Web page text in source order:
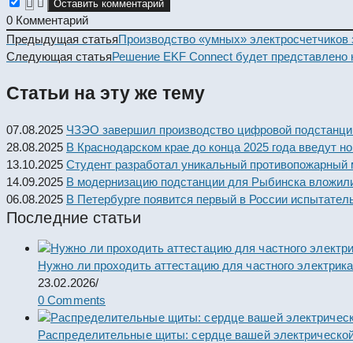
0 Комментарий
Read
more
Предыдущая статьяПроизводство «умных»
Следующая статьяРешение EKF Connect будет
Статьи на эту же тему
07.08.2025 ЧЗЭО завершил производство цифровой
28.08.2025 В Краснодарском крае до конца 2025 года введут
13.10.2025 Студент разработал уникальный противопожарный
14.09.2025 В модернизацию подстанции для Рыбинска
06.08.2025 В Петербурге появится первый в России
Последние статьи
Нужно ли проходить аттестацию для частного
23.02.2026/
0 Comments
Распределительные щиты: сердце вашей